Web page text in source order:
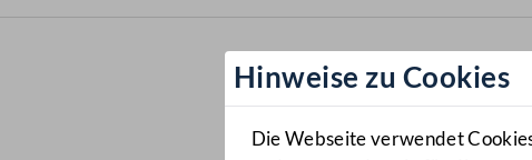
Hinweise zu Cookies
Die Webseite verwendet